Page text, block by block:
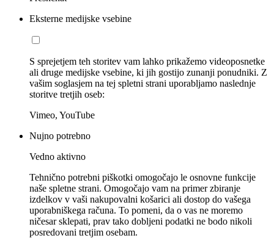
Eksterne medijske vsebine
S sprejetjem teh storitev vam lahko prikažemo videoposnetke
ali druge medijske vsebine, ki jih gostijo zunanji ponudniki. Z
vašim soglasjem na tej spletni strani uporabljamo naslednje
storitve tretjih oseb:
Vimeo, YouTube
Nujno potrebno
Vedno aktivno
Tehnično potrebni piškotki omogočajo le osnovne funkcije
naše spletne strani. Omogočajo vam na primer zbiranje
izdelkov v vaši nakupovalni košarici ali dostop do vašega
uporabniškega računa. To pomeni, da o vas ne moremo
ničesar sklepati, prav tako dobljeni podatki ne bodo nikoli
posredovani tretjim osebam.